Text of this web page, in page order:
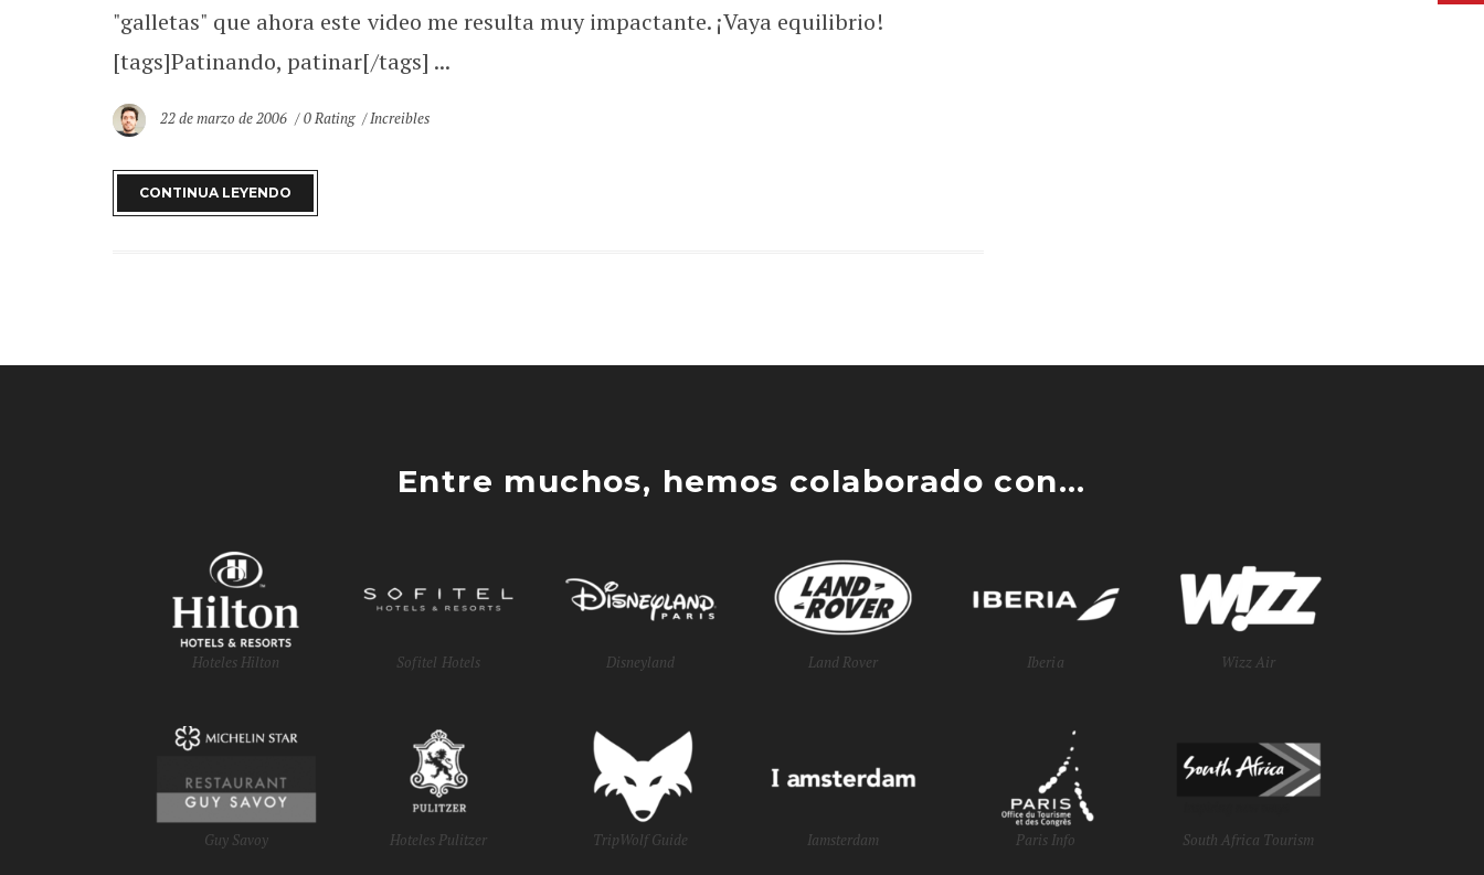
"galletas" que ahora este video me resulta muy impactante. ¡Vaya equilibrio!
[tags]Patinando, patinar[/tags] ...
22 de marzo de 2006 0 Rating Increibles
CONTINUA LEYENDO
Entre muchos, hemos colaborado con...
Hoteles Hilton Sofitel Hotels Disneyland Land Rover Iberia Wizz Air
Guy Savoy Hoteles Pulitzer TripWolf Guide Iamsterdam Paris Info South Africa Tourism